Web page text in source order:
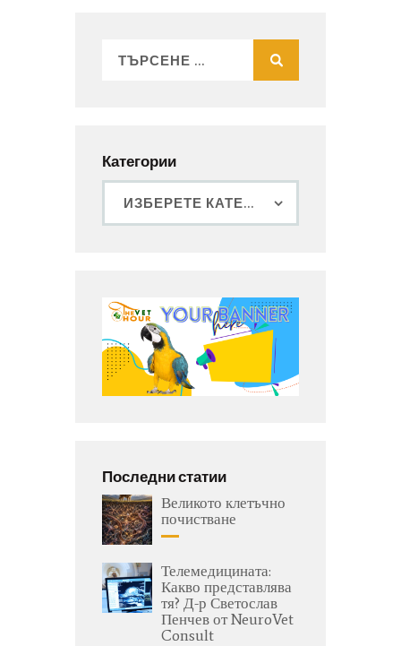
Категории
Последни статии
Великото клетъчно
почистване
Телемедицината:
Какво представлява
тя? Д-р Светослав
Пенчев от NeuroVet
Consult